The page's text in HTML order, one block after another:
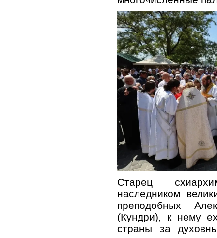
Старец
наследником
преподобных
(Кундри), к нему
страны за